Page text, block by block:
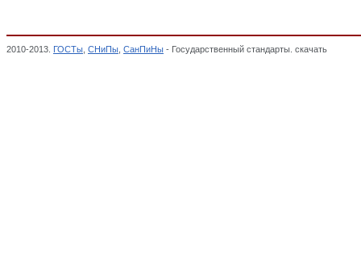
2010-2013. ГОСТы СНиПы СанПиНы - Государственный стандарты. скачать